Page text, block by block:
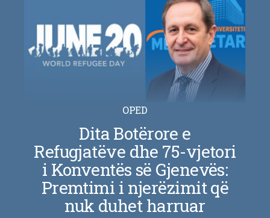
OPED
Dita Botërore e
Refugjatëve dhe 75-vjetori
i Konventës së Gjenevës:
Premtimi i njerëzimit që
nuk duhet harruar